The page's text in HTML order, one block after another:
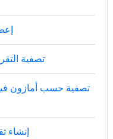
تصفية
تصفية حسب أمازون
إنشاء